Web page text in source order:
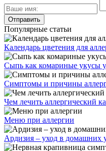
Популярные статьи
Календарь цветения для
Сыпь как комариные укусы
Симптомы и причины
Чем лечить аллергический
Меню при аллергии
Ардизия – уход в домашних